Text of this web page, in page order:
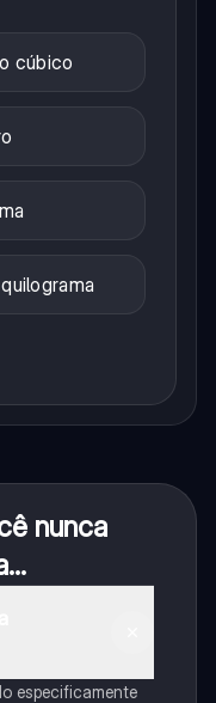
cúbico
nunca
especificamente